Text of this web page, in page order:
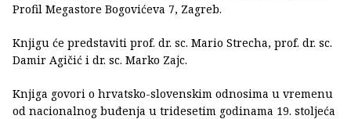
Profil Megastore Bogovićeva 7, Zagreb.
Knjigu će predstaviti prof. dr. sc. Mario Strecha, prof. dr. sc.
Damir Agičić i dr. sc. Marko Zajc.
Knjiga govori o hrvatsko-slovenskim odnosima u vremenu
od nacionalnog buđenja u tridesetim godinama 19. stoljeća